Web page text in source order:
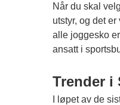
Når du skal
utstyr, og det
alle joggesko
ansatt i
Trender i
I løpet av de